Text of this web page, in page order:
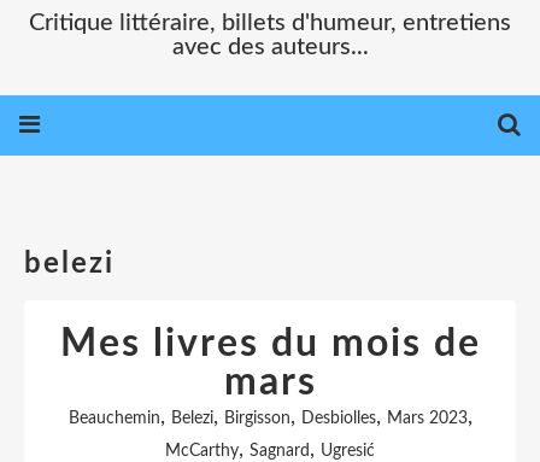
Critique littéraire, billets d'humeur, entretiens
avec des auteurs...
belezi
Mes livres du mois de
mars
Beauchemin, Belezi, Birgisson, Desbiolles, Mars 2023,
McCarthy, Sagnard , Ugresić